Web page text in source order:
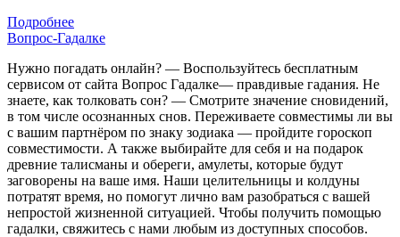
Подробнее
Вопрос-Гадалке
Нужно погадать онлайн? — Воспользуйтесь бесплатным
сервисом от сайта Вопрос Гадалке— правдивые гадания. Не
знаете, как толковать сон? — Смотрите значение сновидений,
в том числе осознанных снов. Переживаете совместимы ли вы
с вашим партнёром по знаку зодиака — пройдите гороскоп
совместимости. А также выбирайте для себя и на подарок
древние талисманы и обереги, амулеты, которые будут
заговорены на ваше имя. Наши целительницы и колдуны
потратят время, но помогут лично вам разобраться с вашей
непростой жизненной ситуацией. Чтобы получить помощью
гадалки, свяжитесь с нами любым из доступных способов.